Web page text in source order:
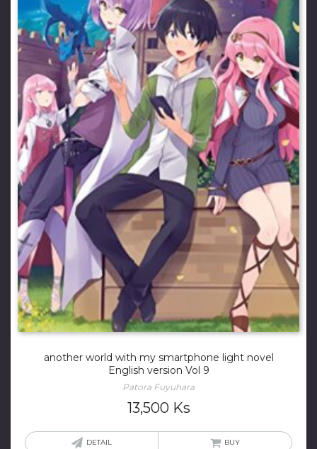
another world with my smartphone light novel
English version Vol 9
Patora Fuyuhara
13,500 Ks
DETAIL BUY